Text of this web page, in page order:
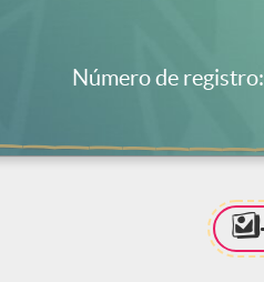
Número de registro: